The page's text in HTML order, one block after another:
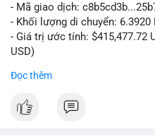
- Mã giao dịch:
- Khối lượng di chuyển: 6.3920
- Giá trị ước tính: $415,477.72
USD)
nghìn USD được xác nhận
Đọc thêm